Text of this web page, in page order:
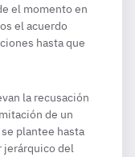
el momento en
el acuerdo
hasta que
la recusación
de un
plantee hasta
jerárquico del